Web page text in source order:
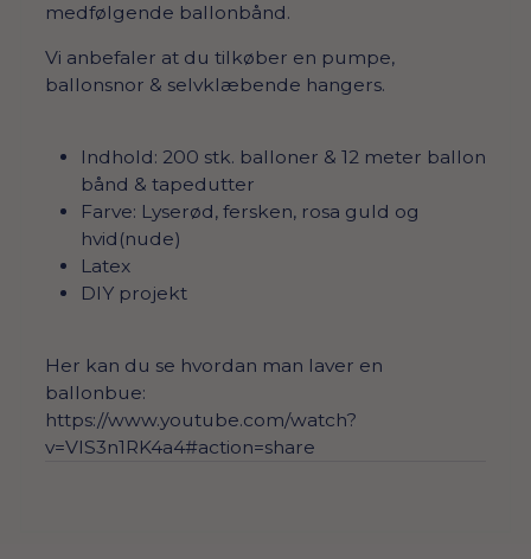
medfølgende ballonbånd.
Vi anbefaler at du tilkøber en pumpe,
ballonsnor & selvklæbende hangers.
Indhold: 200 stk. balloner & 12 meter ballon
bånd & tapedutter
Farve: Lyserød, fersken, rosa guld og
hvid(nude)
Latex
DIY projekt
Her kan du se hvordan man laver en
ballonbue:
https://www.youtube.com/watch?
v=VlS3n1RK4a4#action=share